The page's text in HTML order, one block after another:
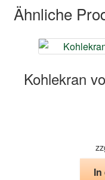
Ähnliche
Kohlekran
In